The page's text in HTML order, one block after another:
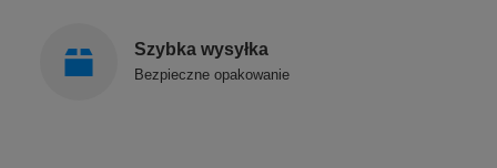
Szybka wysyłka
Bezpieczne opakowanie